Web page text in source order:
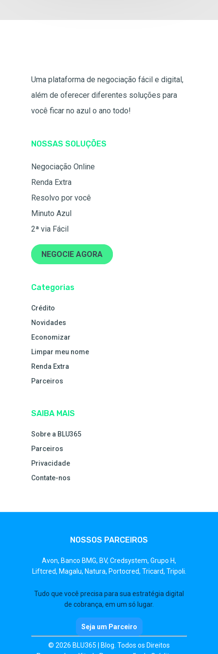
Uma plataforma de negociação fácil e digital,
além de oferecer diferentes soluções para
você ficar no azul o ano todo!
NOSSAS SOLUÇÕES
Negociação Online
Renda Extra
Resolvo por você
Minuto Azul
2ª via Fácil
NEGOCIE AGORA
Categorias
Crédito
Novidades
Economizar
Limpar meu nome
Renda Extra
Parceiros
SAIBA MAIS
Sobre a BLU365
Parceiros
Privacidade
Contate-nos
NOSSOS PARCEIROS
Avon, Banco BMG, BV, Credsystem, Grupo H,
Liftcred, Magalu, Natura, Portocred, Tricard, Tripoli.
Tudo que você precisa para sua estratégia digital
de cobrança, em um só lugar.
Seja um Parceiro
© 2026 BLU365 | Blog. Todos os Direitos